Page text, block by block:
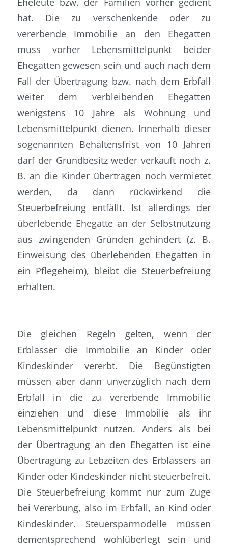
hat. Die zu verschenkende oder zu
vererbende Immobilie an den Ehegatten
muss vorher Lebensmittelpunkt beider
Ehegatten gewesen sein und auch nach dem
Fall der Übertragung bzw. nach dem Erbfall
weiter dem verbleibenden Ehegatten
wenigstens 10 Jahre als Wohnung und
Lebensmittelpunkt dienen. Innerhalb dieser
sogenannten Behaltensfrist von 10 Jahren
darf der Grundbesitz weder verkauft noch z.
B. an die Kinder übertragen noch vermietet
werden, da dann rückwirkend die
Steuerbefreiung entfällt. Ist allerdings der
überlebende Ehegatte an der Selbstnutzung
aus zwingenden Gründen gehindert (z. B.
Einweisung des überlebenden Ehegatten in
ein Pflegeheim), bleibt die Steuerbefreiung
erhalten.
Die gleichen Regeln gelten, wenn der
Erblasser die Immobilie an Kinder oder
Kindeskinder vererbt. Die Begünstigten
müssen aber dann unverzüglich nach dem
Erbfall in die zu vererbende Immobilie
einziehen und diese Immobilie als ihr
Lebensmittelpunkt nutzen. Anders als bei
der Übertragung an den Ehegatten ist eine
Übertragung zu Lebzeiten des Erblassers an
Kinder oder Kindeskinder nicht steuerbefreit.
Die Steuerbefreiung kommt nur zum Zuge
bei Vererbung, also im Erbfall, an Kind oder
Kindeskinder. Steuersparmodelle müssen
dementsprechend wohlüberlegt sein und